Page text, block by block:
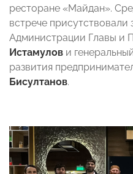
ресторане «Майдан».
встрече присутствовали
Администрации Главы и
Истамулов и
развития
Бисултанов.